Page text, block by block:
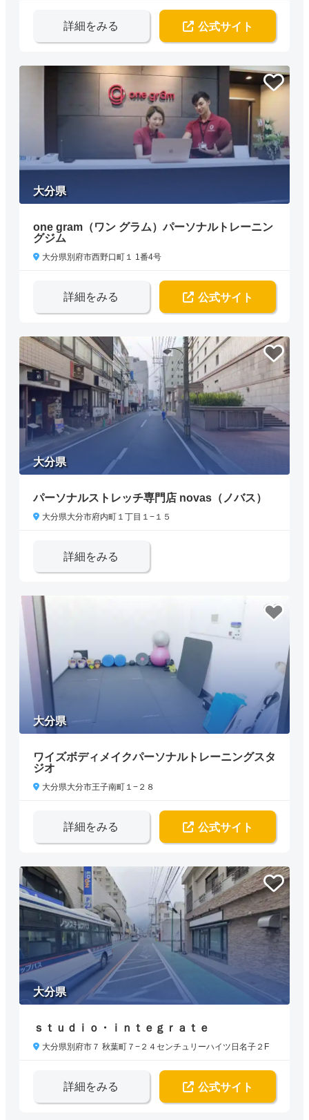
詳細をみる 公式サイト
大分県
one gram（ワン グラム）パーソナルトレーニン
グジム
大分県別府市西野口町１ 1番4号
詳細をみる 公式サイト
大分県
パーソナルストレッチ専門店 novas（ノバス）
大分県大分市府内町１丁目１−１５
詳細をみる
大分県
ワイズボディメイクパーソナルトレーニングスタ
ジオ
大分県大分市王子南町１−２８
詳細をみる 公式サイト
大分県
ｓｔｕｄｉｏ・ｉｎｔｅｇｒａｔｅ
大分県別府市７ 秋葉町７−２４センチュリーハイツ日名子２F
詳細をみる 公式サイト